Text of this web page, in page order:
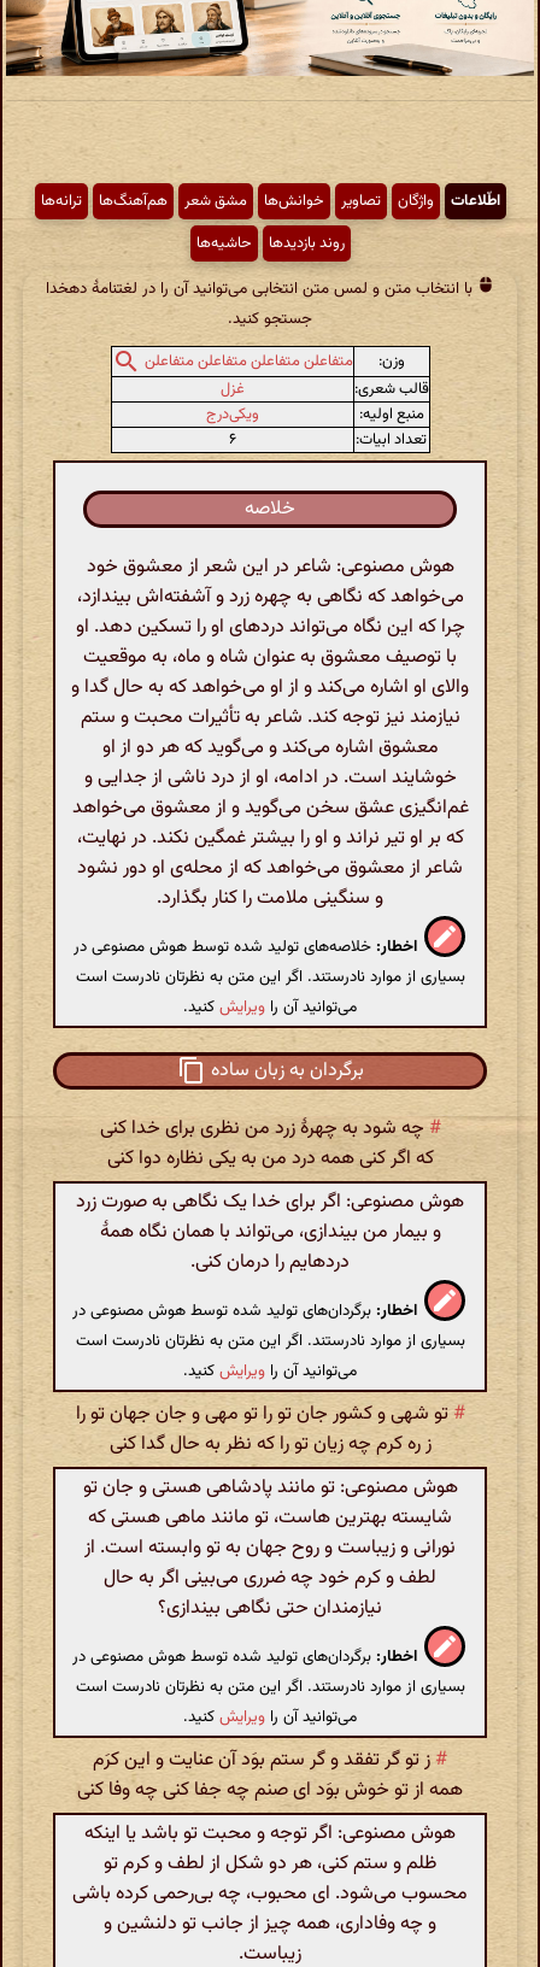
اطّلاعات واژگان تصاویر خوانش‌ها مشق شعر هم‌آهنگ‌ها
ترانه‌ها
روند بازدیدها
حاشیه‌ها
با انتخاب متن و لمس متن انتخابی می‌توانید آن را در لغتنامهٔ دهخدا
جستجو کنید.
وزن:
متفاعلن متفاعلن متفاعلن متفاعلن
قالب شعری:
غزل
منبع اولیه:
ویکی‌درج
تعداد ابیات:
۶
خلاصه
هوش مصنوعی: شاعر در این شعر از معشوق خود
می‌خواهد که نگاهی به چهره زرد و آشفته‌اش بیندازد،
چرا که این نگاه می‌تواند دردهای او را تسکین دهد. او
با توصیف معشوق به عنوان شاه و ماه، به موقعیت
والای او اشاره می‌کند و از او می‌خواهد که به حال گدا و
نیازمند نیز توجه کند. شاعر به تأثیرات محبت و ستم
معشوق اشاره می‌کند و می‌گوید که هر دو از او
خوشایند است. در ادامه، او از درد ناشی از جدایی و
غم‌انگیزی عشق سخن می‌گوید و از معشوق می‌خواهد
که بر او تیر نراند و او را بیشتر غمگین نکند. در نهایت،
شاعر از معشوق می‌خواهد که از محله‌ی او دور نشود
و سنگینی ملامت را کنار بگذارد.
اخطار: خلاصه‌های تولید شده توسط هوش مصنوعی در
بسیاری از موارد نادرستند. اگر این متن به نظرتان نادرست است
می‌توانید آن را ویرایشکنید.
برگردان به زبان ساده
#چه شود به چهرهٔ زرد من نظری برای خدا کنی
که اگر کنی همه درد من به یکی نظاره دوا کنی
هوش مصنوعی: اگر برای خدا یک نگاهی به صورت زرد
و بیمار من بیندازی، می‌تواند با همان نگاه همهٔ
دردهایم را درمان کنی.
اخطار: برگردان‌های تولید شده توسط هوش مصنوعی در
بسیاری از موارد نادرستند. اگر این متن به نظرتان نادرست است
می‌توانید آن را ویرایشکنید.
#تو شهی و کشور جان تو را تو مهی و جان جهان تو را
ز ره کرم چه زیان تو را که نظر به حال گدا کنی
هوش مصنوعی: تو مانند پادشاهی هستی و جان تو
شایسته بهترین هاست، تو مانند ماهی هستی که
نورانی و زیباست و روح جهان به تو وابسته است. از
لطف و کرم خود چه ضرری می‌بینی اگر به حال
نیازمندان حتی نگاهی بیندازی؟
اخطار: برگردان‌های تولید شده توسط هوش مصنوعی در
بسیاری از موارد نادرستند. اگر این متن به نظرتان نادرست است
می‌توانید آن را ویرایشکنید.
# ز تو گر تفقد و گر ستم بوَد آن عنایت و این کرَم
همه از تو خوش بوَد ای صنم چه جفا کنی چه وفا کنی
هوش مصنوعی: اگر توجه و محبت تو باشد یا اینکه
ظلم و ستم کنی، هر دو شکل از لطف و کرم تو
محسوب می‌شود. ای محبوب، چه بی‌رحمی کرده باشی
و چه وفاداری، همه چیز از جانب تو دلنشین و
زیباست.